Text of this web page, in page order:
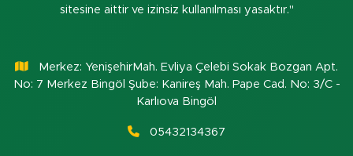
sitesine aittir ve izinsiz kullanılması yasaktır."
Merkez: YenişehirMah. Evliya Çelebi Sokak Bozgan Apt.
No: 7 Merkez Bingöl Şube: Kanireş Mah. Pape Cad. No: 3/C -
Karlıova Bingöl
05432134367